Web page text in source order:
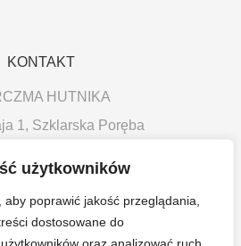
użytkowników
poprawić jakość przeglądania,
dostosowane do
KONTAKT
HUTNIKA
1, Szklarska Poręba
sprawdzać na bieżąco na